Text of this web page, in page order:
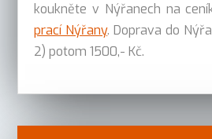
koukněte v Nýřanech na
prací Nýřany. Doprava do
2) potom 1500,- Kč.